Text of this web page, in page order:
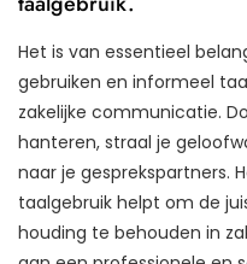
Het is van essentieel
gebruiken en informeel
zakelijke communicatie.
hanteren, straal je
naar je gesprekspartners.
taalgebruik helpt om de
houding te behouden in